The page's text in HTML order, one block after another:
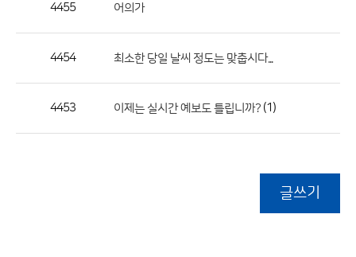
4455 어의가
4454 최소한 당일 날씨 정도는 맞춥시다...
4453 이제는 실시간 예보도 틀립니까? (1)
글쓰기